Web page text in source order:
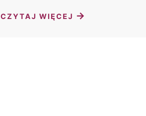
CZYTAJ WIĘCEJ →